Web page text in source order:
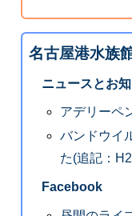
名古屋港水族
ニュースとお
アデリーペ
バンドウイ
た(追記：
Facebook